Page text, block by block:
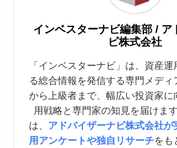
インベスターナビ編集部 / ア
ビ株式会社
「インベスターナビ」は、資産
る総合情報を発信する専門メデ
から上級者まで、幅広い投資家に
用戦略と専門家の知見を届けま
は、 アドバイザーナビ株式会社が
用アンケートや独自リサーチをも